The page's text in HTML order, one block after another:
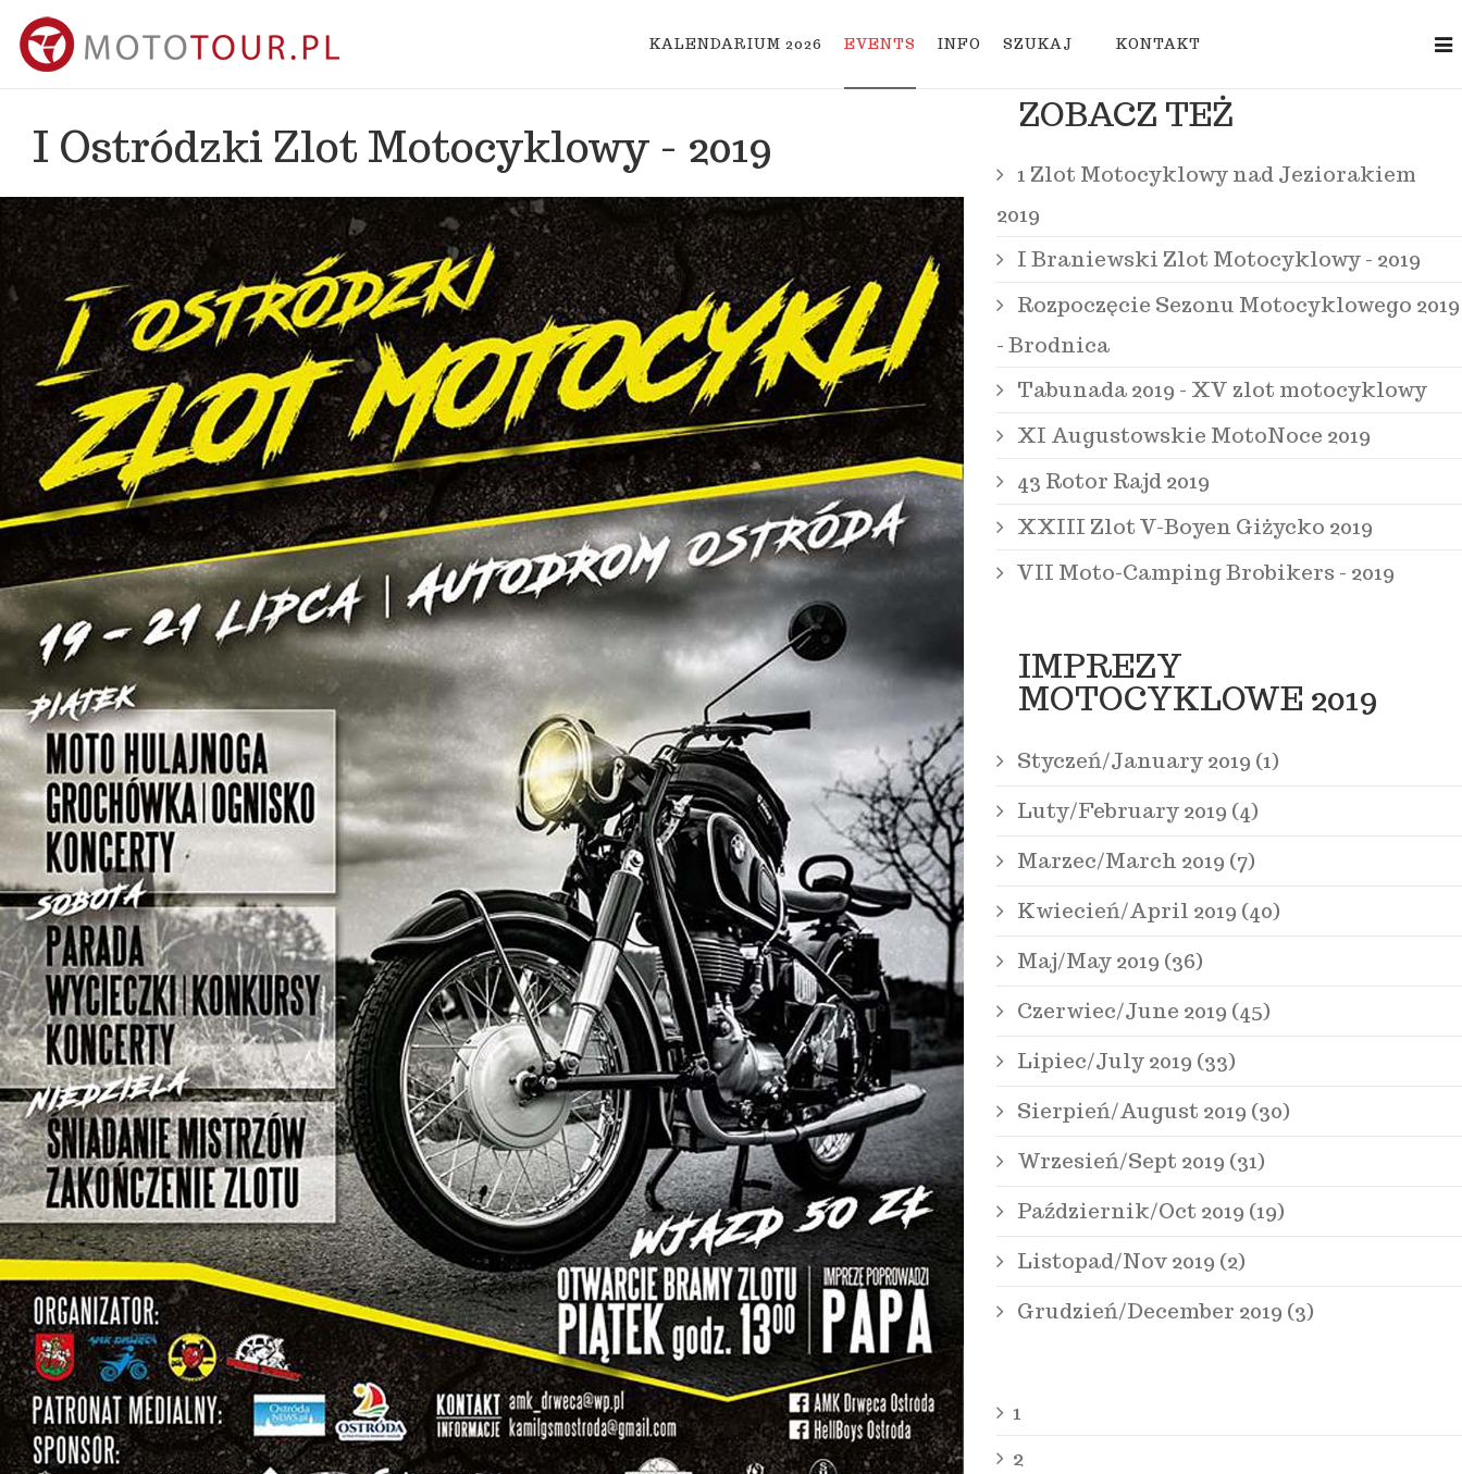
KALENDARIUM 2026 EVENTS INFO SZUKAJ KONTAKT
I Ostródzki Zlot Motocyklowy - 2019
ZOBACZ TEŻ
1 Zlot Motocyklowy nad Jeziorakiem
2019
I Braniewski Zlot Motocyklowy - 2019
Rozpoczęcie Sezonu Motocyklowego 2019
- Brodnica
Tabunada 2019 - XV zlot motocyklowy
XI Augustowskie MotoNoce 2019
43 Rotor Rajd 2019
XXIII Zlot V-Boyen Giżycko 2019
VII Moto-Camping Brobikers - 2019
IMPREZY
MOTOCYKLOWE 2019
Styczeń/January 2019 (1)
Luty/February 2019 (4)
Marzec/March 2019 (7)
Kwiecień/April 2019 (40)
Maj/May 2019 (36)
Czerwiec/June 2019 (45)
Lipiec/July 2019 (33)
Sierpień/August 2019 (30)
Wrzesień/Sept 2019 (31)
Październik/Oct 2019 (19)
Listopad/Nov 2019 (2)
Grudzień/December 2019 (3)
1
2